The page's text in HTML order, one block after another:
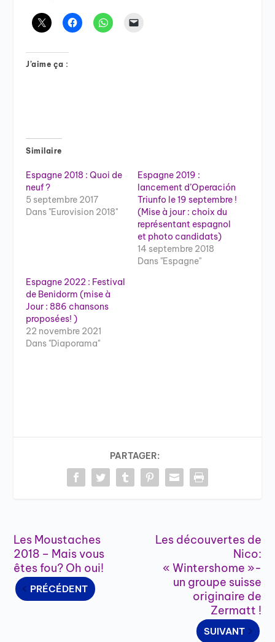
J’aime ça :
Similaire
Espagne 2018 : Quoi de
neuf ?
5 septembre 2017
Dans "Eurovision 2018"
Espagne 2019 :
lancement d’Operación
Triunfo le 19 septembre !
(Mise à jour : choix du
représentant espagnol
et photo candidats)
14 septembre 2018
Dans "Espagne"
Espagne 2022 : Festival
de Benidorm (mise à
Jour : 886 chansons
proposées! )
22 novembre 2021
Dans "Diaporama"
PARTAGER:
Les Moustaches
2018 – Mais vous
êtes fou? Oh oui!
PRÉCÉDENT
Les découvertes de
Nico:
« Wintershome »-
un groupe suisse
originaire de
Zermatt !
SUIVANT